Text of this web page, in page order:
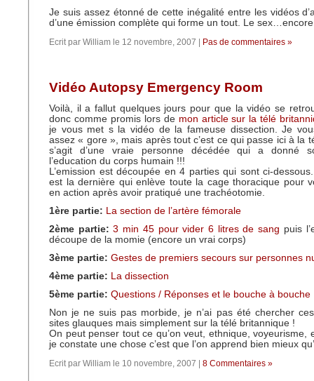
Je suis assez étonné de cette inégalité entre les vidéos
d’une émission complète qui forme un tout. Le
Ecrit par William le 12 novembre, 2007 | Pas de commentaires »
Vidéo Autopsy Emergency Room
Voilà, il a fallut quelques jours pour que la vidéo se
donc comme promis lors de mon article sur la télé
je vous met s la vidéo de la fameuse dissection. Je
assez « gore », mais après tout c’est ce qui passe ici à la
s’agit d’une vraie personne décédée qui a donné
l’education du corps humain !!!
L’emission est découpée en 4 parties qui sont ci-
est la dernière qui enlève toute la cage thoracique pour
en action après avoir pratiqué une trachéotomie.
1ère partie:
La section de l’artère fémorale
2ème partie: 3 min 45 pour vider 6 litres de sang puis
découpe de la momie (encore un vrai corps)
3ème partie: Gestes de premiers secours sur personnes
4ème partie:
La dissection
5ème partie: Questions / Réponses et le bouche à bouche
Non je ne suis pas morbide, je n’ai pas été chercher
sites glauques mais simplement sur la télé britannique !
On peut penser tout ce qu’on veut, ethnique, voyeurisme,
je constate une chose c’est que l’on apprend bien mieux
Ecrit par William le 10 novembre, 2007 | 8 Commentaires »